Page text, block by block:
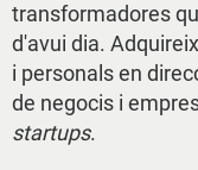
transformadores
d'avui dia.
i personals en
de negocis i
startups.